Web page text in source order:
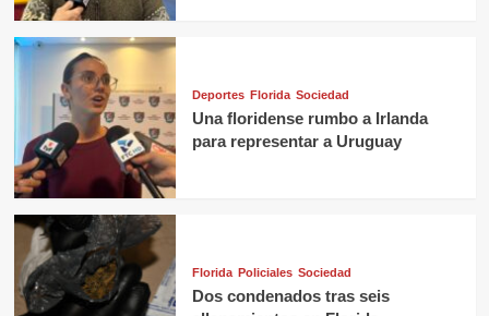
Deportes Florida Sociedad
Una floridense rumbo a Irlanda
para representar a Uruguay
Florida Policiales Sociedad
Dos condenados tras seis